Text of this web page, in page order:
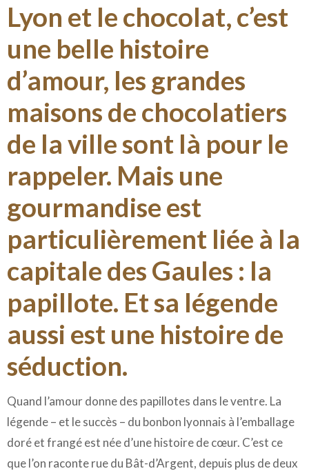
Lyon et le chocolat, c’est
une belle histoire
d’amour, les grandes
maisons de chocolatiers
de la ville sont là pour le
rappeler. Mais une
gourmandise est
particulièrement liée à la
capitale des Gaules : la
papillote. Et sa légende
aussi est une histoire de
séduction.
Quand l’amour donne des papillotes dans le ventre. La
légende – et le succès – du bonbon lyonnais à l’emballage
doré et frangé est née d’une histoire de cœur. C’est ce
que l’on raconte rue du Bât-d’Argent, depuis plus de deux